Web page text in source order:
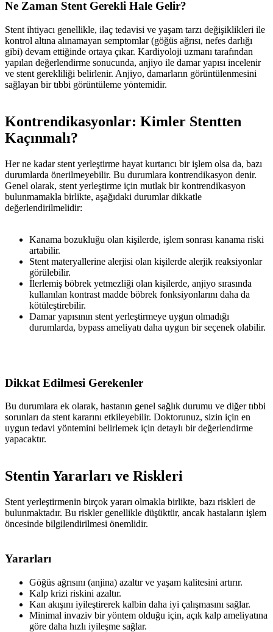
Ne Zaman Stent Gerekli Hale Gelir?
Stent ihtiyacı genellikle, ilaç tedavisi ve yaşam tarzı değişiklikleri ile
kontrol altına alınamayan semptomlar (göğüs ağrısı, nefes darlığı
gibi) devam ettiğinde ortaya çıkar. Kardiyoloji uzmanı tarafından
yapılan değerlendirme sonucunda, anjiyo ile damar yapısı incelenir
ve stent gerekliliği belirlenir. Anjiyo, damarların görüntülenmesini
sağlayan bir tıbbi görüntüleme yöntemidir.
Kontrendikasyonlar: Kimler Stentten
Kaçınmalı?
Her ne kadar stent yerleştirme hayat kurtarıcı bir işlem olsa da, bazı
durumlarda önerilmeyebilir. Bu durumlara kontrendikasyon denir.
Genel olarak, stent yerleştirme için mutlak bir kontrendikasyon
bulunmamakla birlikte, aşağıdaki durumlar dikkatle
değerlendirilmelidir:
Kanama bozukluğu olan kişilerde, işlem sonrası kanama riski
artabilir.
Stent materyallerine alerjisi olan kişilerde alerjik reaksiyonlar
görülebilir.
İlerlemiş böbrek yetmezliği olan kişilerde, anjiyo sırasında
kullanılan kontrast madde böbrek fonksiyonlarını daha da
kötüleştirebilir.
Damar yapısının stent yerleştirmeye uygun olmadığı
durumlarda, bypass ameliyatı daha uygun bir seçenek olabilir.
Dikkat Edilmesi Gerekenler
Bu durumlara ek olarak, hastanın genel sağlık durumu ve diğer tıbbi
sorunları da stent kararını etkileyebilir. Doktorunuz, sizin için en
uygun tedavi yöntemini belirlemek için detaylı bir değerlendirme
yapacaktır.
Stentin Yararları ve Riskleri
Stent yerleştirmenin birçok yararı olmakla birlikte, bazı riskleri de
bulunmaktadır. Bu riskler genellikle düşüktür, ancak hastaların işlem
öncesinde bilgilendirilmesi önemlidir.
Yararları
Göğüs ağrısını (anjina) azaltır ve yaşam kalitesini artırır.
Kalp krizi riskini azaltır.
Kan akışını iyileştirerek kalbin daha iyi çalışmasını sağlar.
Minimal invaziv bir yöntem olduğu için, açık kalp ameliyatına
göre daha hızlı iyileşme sağlar.